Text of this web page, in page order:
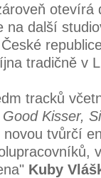
otevírá
na další
tradičně v
tracků
Kisser,
tvůrčí
Kuby